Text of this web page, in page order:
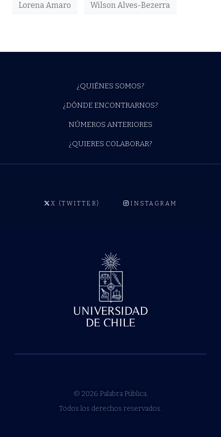
Lorena Amaro
Wilson Alves-Bezerra
¿QUIÉNES SOMOS?
¿DÓNDE ENCONTRARNOS?
NÚMEROS ANTERIORES
¿QUIERES COLABORAR?
X (TWITTER) INSTAGRAM
© 2026 Palabra Pública.
Todos los derechos reservados.